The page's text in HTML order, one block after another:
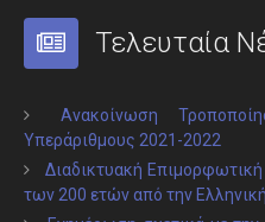
Τελευταία
Ανακοίνωση
Υπεράριθμους 2021-2022
Διαδικτυακή
των 200 ετών από την